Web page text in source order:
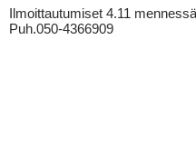
Ilmoittautumiset 4.11
Puh.050-4366909